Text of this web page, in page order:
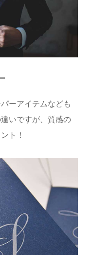
ーアイテムなども
いですが、質感の
ト！